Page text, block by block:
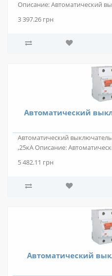
Описание: Автоматический
3 397.26 грн
Автоматический
Автоматический
,25кА Описание:
5 482.11 грн
Автоматический